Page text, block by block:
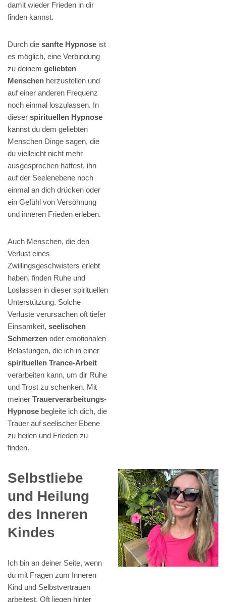
damit wieder Frieden in dir
finden kannst.
Durch die sanfte Hypnose ist
es möglich, eine Verbindung
zu deinem geliebten
Menschen herzustellen und
auf einer anderen Frequenz
noch einmal loszulassen. In
dieser spirituellen Hypnose
kannst du dem geliebten
Menschen Dinge sagen, die
du vielleicht nicht mehr
ausgesprochen hattest, ihn
auf der Seelenebene noch
einmal an dich drücken oder
ein Gefühl von Versöhnung
und inneren Frieden erleben.
Auch Menschen, die den
Verlust eines
Zwillingsgeschwisters erlebt
haben, finden Ruhe und
Loslassen in dieser spirituellen
Unterstützung. Solche
Verluste verursachen oft tiefer
Einsamkeit, seelischen
Schmerzen oder emotionalen
Belastungen, die ich in einer
spirituellen Trance-Arbeit
verarbeiten kann, um dir Ruhe
und Trost zu schenken. Mit
meiner Trauerverarbeitungs-
Hypnose begleite ich dich, die
Trauer auf seelischer Ebene
zu heilen und Frieden zu
finden.
Selbstliebe
und Heilung
des Inneren
Kindes
Ich bin an deiner Seite, wenn
du mit Fragen zum Inneren
Kind und Selbstvertrauen
arbeitest. Oft liegen hinter